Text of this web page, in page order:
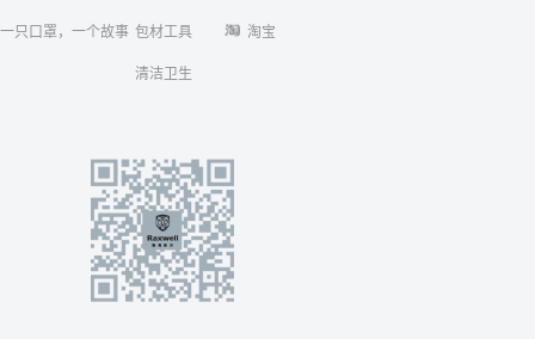
一只口罩，一个故事 包材工具
清洁卫生
淘宝